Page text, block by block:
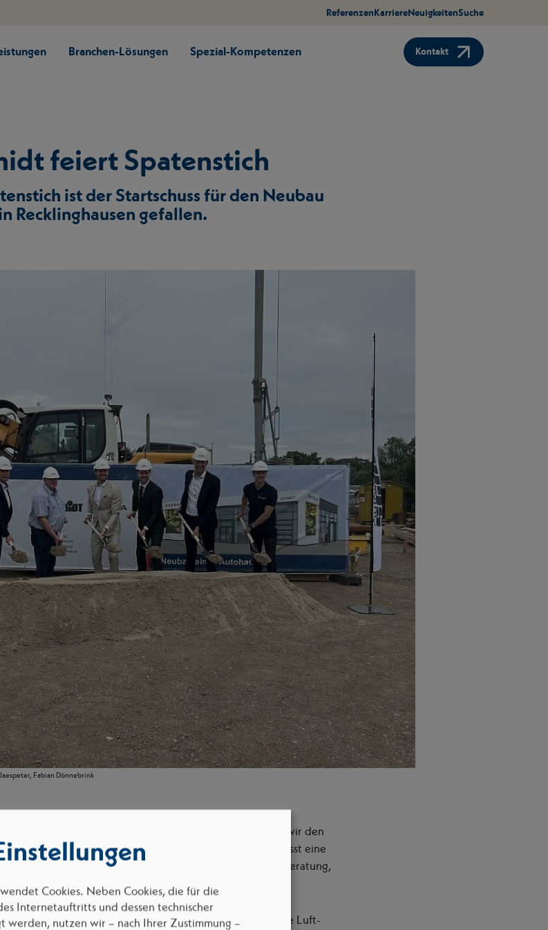
ReferenzenKarriereNeuigkeitenSuche
Branchen-Lösungen Spezial-Kompetenzen Kontakt
feiert Spatenstich
ist der Startschuss für den Neubau
Recklinghausen gefallen.
Fabian Dönnebrink
und zahlreichen Projektbeteiligten haben wir den
in Recklinghausen gefeiert. Das neue Autohaus umfasst eine
bietet damit optimale Bedingungen für Ausstellung, Beratung,
das Projekt auf eine zukunftsorientierte Ausstattung. Eine Luft-
Cookies. Neben Cookies, die für die
Internetauftritts und dessen technischer
werden, nutzen wir – nach Ihrer Zustimmung –